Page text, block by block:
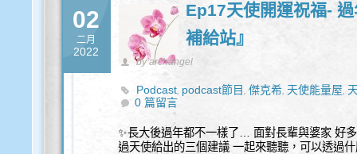
02
二月
2022
Ep17天使開運祝福-
補給站』
by archangel
Podcast, podcast節目 ,傑克希, 天使能量屋,
0 篇留言
✨長大後過年都不一樣了… 面對長輩與婆家 好
過天使給出的三個建議 一起來聽聽，可以透過